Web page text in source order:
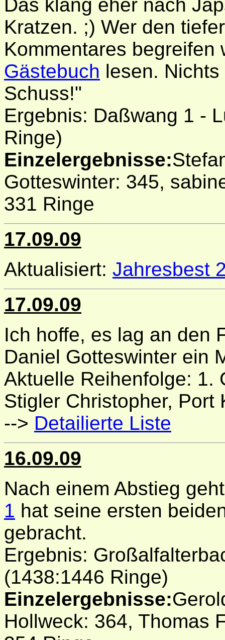
Das klang eher nach
Kratzen. ;) Wer den
Kommentares begreifen
Gästebuch lesen.
Schuss!"
Ergebnis: Daßwang 1 -
Ringe)
Einzelergebnisse:
Gotteswinter: 345,
331 Ringe
17.09.09
Aktualisiert: Jahresbest
17.09.09
Ich hoffe, es lag an den
Daniel Gotteswinter ein
Aktuelle Reihenfolge: 1.
Stigler Christopher, Port
--> Detailierte Liste
16.09.09
Nach einem Abstieg
1 hat seine ersten
gebracht.
Ergebnis:
(1438:1446 Ringe)
Einzelergebnisse:
Hollweck: 364, Thomas